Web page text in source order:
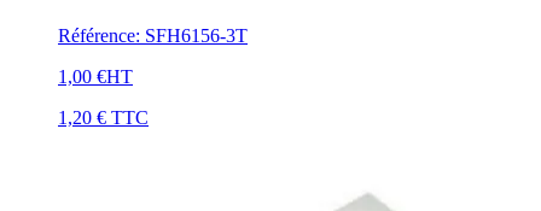
Référence: SFH6156-3T
1,00 €HT
1,20 € TTC